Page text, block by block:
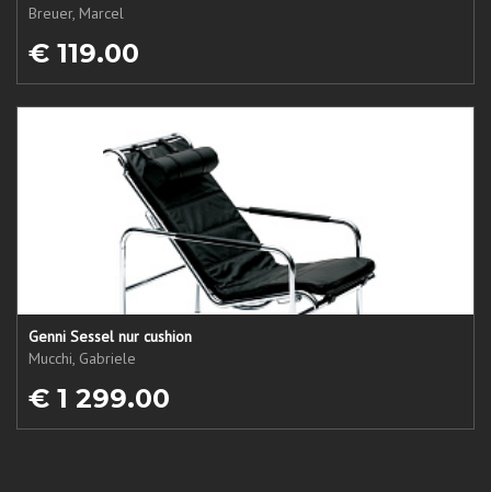
Breuer, Marcel
€ 119.00
Genni Sessel nur cushion
Mucchi, Gabriele
€ 1 299.00